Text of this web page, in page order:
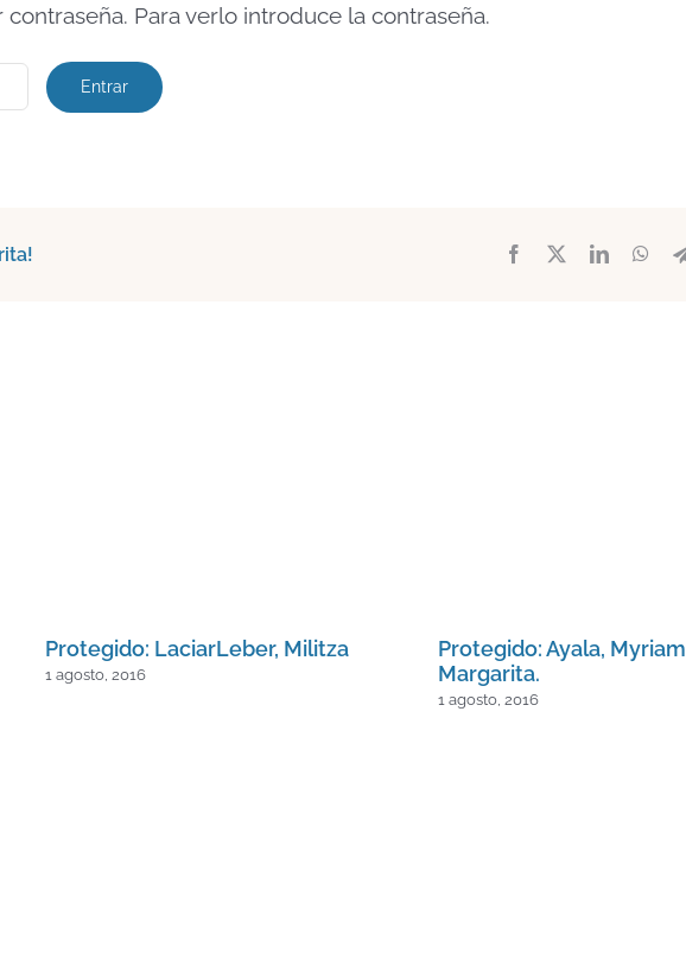
Para verlo introduce la contraseña.
Protegido: LaciarLeber, Militza
1 agosto, 2016
Protegido: Ayala, Myriam
Margarita.
1 agosto, 2016